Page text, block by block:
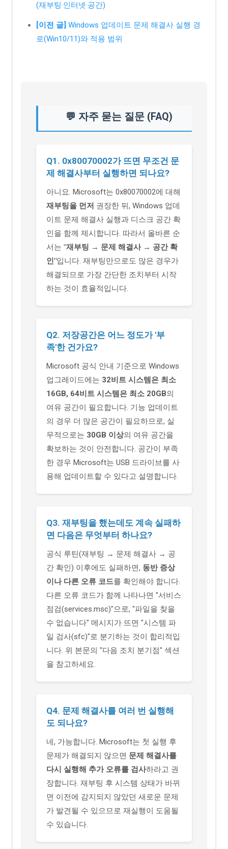
(재부팅·인터넷·공간)
[이전 글] Windows 업데이트 문제 해결사 실행 경
로(Win10/11)와 적용 범위
💬 자주 묻는 질문 (FAQ)
Q1. 0x80070002가 뜨면 무조건 문
제 해결사부터 실행하면 되나요?
아니요. Microsoft는 0x80070002에 대해
재부팅을 먼저 권장한 뒤, Windows 업데
이트 문제 해결사 실행과 디스크 공간 확
인을 함께 제시합니다. 따라서 올바른 순
서는 "재부팅 → 문제 해결사 → 공간 확
인"입니다. 재부팅만으로도 많은 경우가
해결되므로 가장 간단한 조치부터 시작
하는 것이 효율적입니다.
Q2. 저장공간은 어느 정도가 '부
족'한 건가요?
Microsoft 공식 안내 기준으로 Windows
업그레이드에는 32비트 시스템은 최소
16GB, 64비트 시스템은 최소 20GB의
여유 공간이 필요합니다. 기능 업데이트
의 경우 더 많은 공간이 필요하므로, 실
무적으로는 30GB 이상의 여유 공간을
확보하는 것이 안전합니다. 공간이 부족
한 경우 Microsoft는 USB 드라이브를 사
용해 업데이트할 수 있다고 설명합니다.
Q3. 재부팅을 했는데도 계속 실패하
면 다음은 무엇부터 하나요?
공식 루틴(재부팅 → 문제 해결사 → 공
간 확인) 이후에도 실패하면, 동반 증상
이나 다른 오류 코드를 확인해야 합니다.
다른 오류 코드가 함께 나타나면 "서비스
점검(services.msc)"으로, "파일을 찾을
수 없습니다" 메시지가 뜨면 "시스템 파
일 검사(sfc)"로 분기하는 것이 합리적입
니다. 위 본문의 "다음 조치 분기점" 섹션
을 참고하세요.
Q4. 문제 해결사를 여러 번 실행해
도 되나요?
네, 가능합니다. Microsoft는 첫 실행 후
문제가 해결되지 않으면 문제 해결사를
다시 실행해 추가 오류를 검사하라고 권
장합니다. 재부팅 후 시스템 상태가 바뀌
면 이전에 감지되지 않았던 새로운 문제
가 발견될 수 있으므로 재실행이 도움될
수 있습니다.